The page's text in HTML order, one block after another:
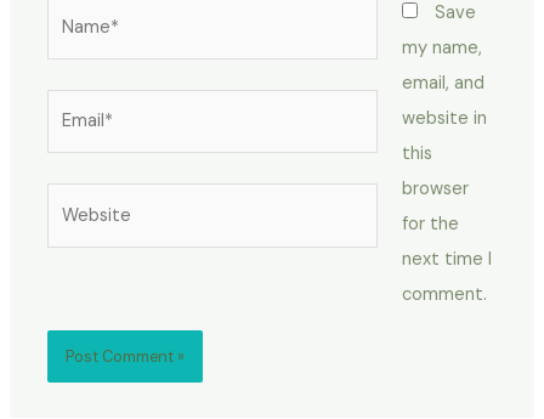
Save
my name,
email, and
website in
this
browser
for the
next time I
comment.